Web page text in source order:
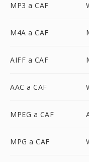
MP3 a CAF
M4A a CAF
AIFF a CAF
AAC a CAF
MPEG a CAF
MPG a CAF